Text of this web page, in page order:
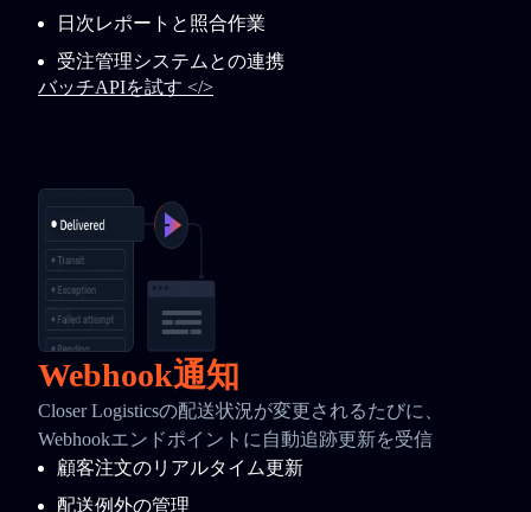
日次レポートと照合作業
受注管理システムとの連携
バッチAPIを試す </>
Webhook通知
Closer Logisticsの配送状況が変更されるたびに、
Webhookエンドポイントに自動追跡更新を受信
顧客注文のリアルタイム更新
配送例外の管理